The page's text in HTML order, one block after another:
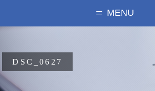
MENU
DSC_0627